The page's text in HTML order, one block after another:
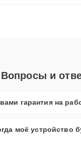
Вопросы и
гарантия на
моё устройство